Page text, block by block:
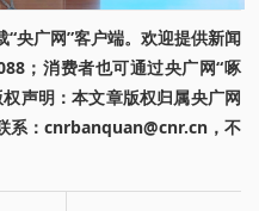
央广网”客户端。欢迎提供新闻
；消费者也可通过央广网“啄
声明：本文章版权归属央广网
系：cnrbanquan@cnr.cn，不